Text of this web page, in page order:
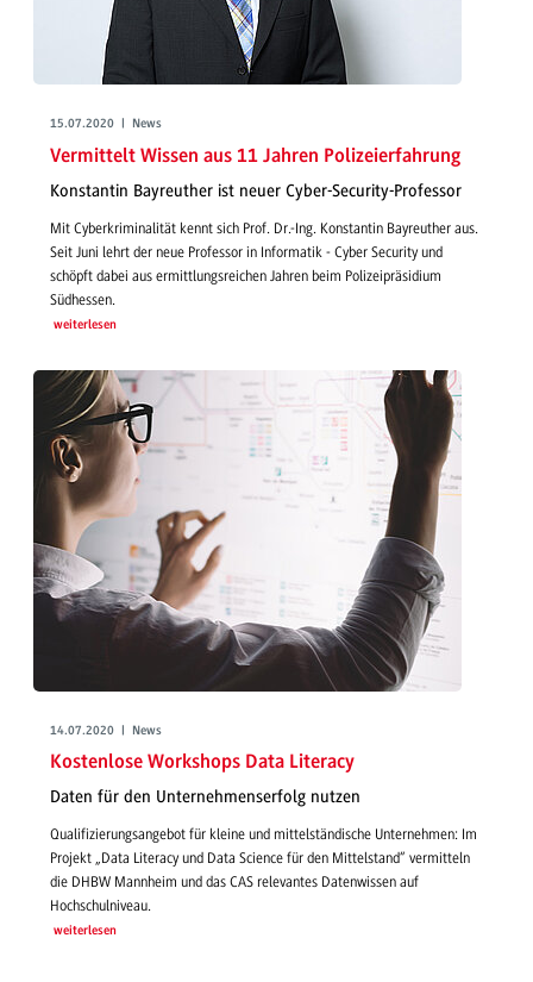
15.07.2020 | News
Vermittelt Wissen aus 11 Jahren Polizeierfahrung
Konstantin Bayreuther ist neuer Cyber-Security-Professor
Mit Cyberkriminalität kennt sich Prof. Dr.-Ing. Konstantin Bayreuther aus.
Seit Juni lehrt der neue Professor in Informatik - Cyber Security und
schöpft dabei aus ermittlungsreichen Jahren beim Polizeipräsidium
Südhessen.
weiterlesen
14.07.2020 | News
Kostenlose Workshops Data Literacy
Daten für den Unternehmenserfolg nutzen
Qualifizierungsangebot für kleine und mittelständische Unternehmen: Im
Projekt „Data Literacy und Data Science für den Mittelstand“ vermitteln
die DHBW Mannheim und das CAS relevantes Datenwissen auf
Hochschulniveau.
weiterlesen